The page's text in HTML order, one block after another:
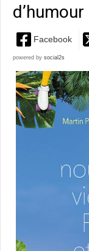
Facebook
powered by social2s